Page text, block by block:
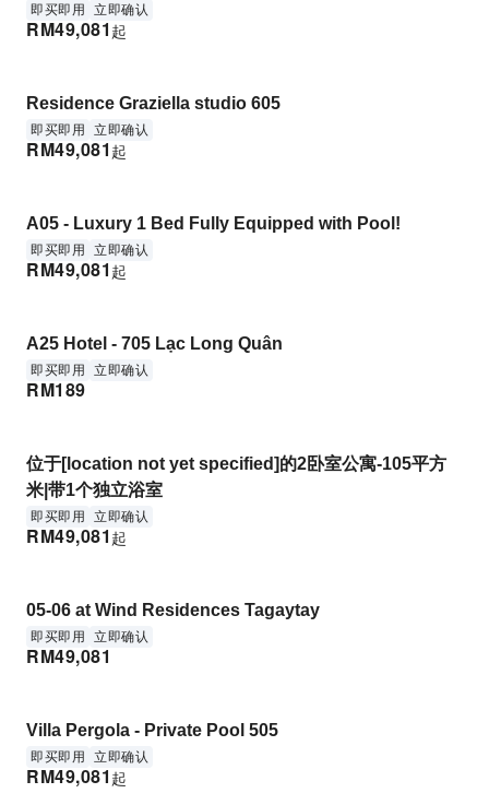
即买即用 立即确认
RM49,081 起
Residence Graziella studio 605
即买即用 立即确认
RM49,081 起
A05 - Luxury 1 Bed Fully Equipped with Pool!
即买即用 立即确认
RM49,081 起
A25 Hotel - 705 Lạc Long Quân
即买即用 立即确认
RM189
位于[location not yet specified]的2卧室公寓-105平方
米|带1个独立浴室
即买即用 立即确认
RM49,081 起
05-06 at Wind Residences Tagaytay
即买即用 立即确认
RM49,081
Villa Pergola - Private Pool 505
即买即用 立即确认
RM49,081 起